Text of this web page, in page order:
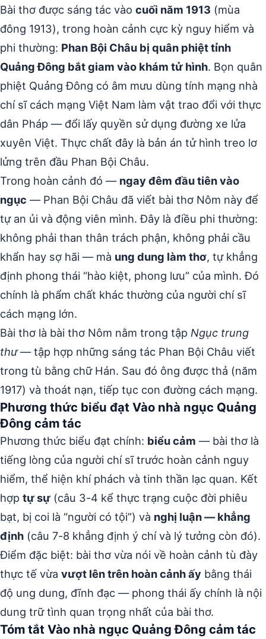
Bài thơ được sáng tác vào cuối năm 1913 (mùa
đông 1913), trong hoàn cảnh cực kỳ nguy hiểm và
phi thường: Phan Bội Châu bị quân phiệt tỉnh
Quảng Đông bắt giam vào khám tử hình. Bọn quân
phiệt Quảng Đông có âm mưu dùng tính mạng nhà
chí sĩ cách mạng Việt Nam làm vật trao đổi với thực
dân Pháp — đổi lấy quyền sử dụng đường xe lửa
xuyên Việt. Thực chất đây là bản án tử hình treo lơ
lửng trên đầu Phan Bội Châu.
Trong hoàn cảnh đó — ngay đêm đầu tiên vào
ngục — Phan Bội Châu đã viết bài thơ Nôm này để
tự an ủi và động viên mình. Đây là điều phi thường:
không phải than thân trách phận, không phải cầu
khẩn hay sợ hãi — mà ung dung làm thơ, tự khẳng
định phong thái “hào kiệt, phong lưu” của mình. Đó
chính là phẩm chất khác thường của người chí sĩ
cách mạng lớn.
Bài thơ là bài thơ Nôm nằm trong tập Ngục trung
thư— tập hợp những sáng tác Phan Bội Châu viết
trong tù bằng chữ Hán. Sau đó ông được thả (năm
1917) và thoát nạn, tiếp tục con đường cách mạng.
Phương thức biểu đạt Vào nhà ngục Quảng
Đông cảm tác
Phương thức biểu đạt chính: biểu cảm — bài thơ là
tiếng lòng của người chí sĩ trước hoàn cảnh nguy
hiểm, thể hiện khí phách và tinh thần lạc quan. Kết
hợp tự sự (câu 3-4 kể thực trạng cuộc đời phiêu
bạt, bị coi là “người có tội”) và nghị luận — khẳng
định (câu 7-8 khẳng định ý chí và lý tưởng còn đó).
Điểm đặc biệt: bài thơ vừa nói về hoàn cảnh tù đày
thực tế vừa vượt lên trên hoàn cảnh ấy bằng thái
độ ung dung, đĩnh đạc — phong thái ấy chính là nội
dung trữ tình quan trọng nhất của bài thơ.
Tóm tắt Vào nhà ngục Quảng Đông cảm tác